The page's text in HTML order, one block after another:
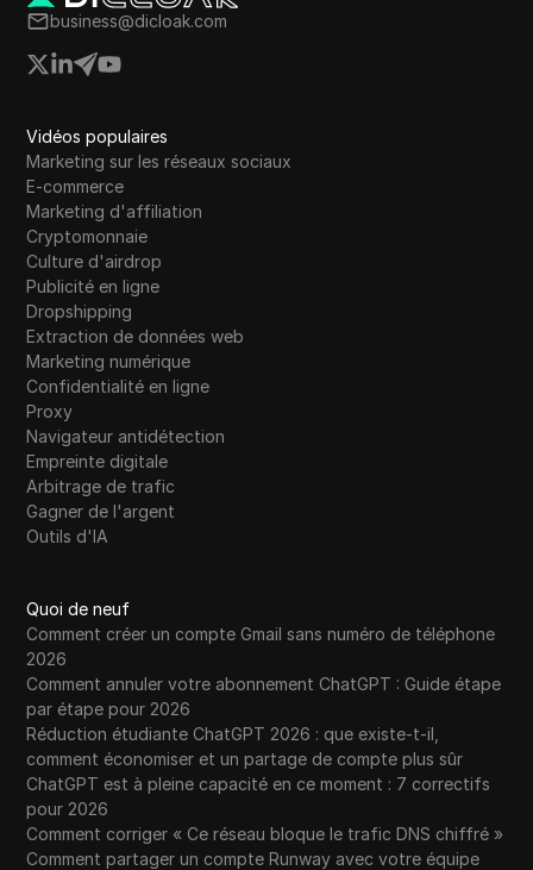
business@dicloak.com
Vidéos populaires
Marketing sur les réseaux sociaux
E-commerce
Marketing d'affiliation
Cryptomonnaie
Culture d'airdrop
Publicité en ligne
Dropshipping
Extraction de données web
Marketing numérique
Confidentialité en ligne
Proxy
Navigateur antidétection
Empreinte digitale
Arbitrage de trafic
Gagner de l'argent
Outils d'IA
Quoi de neuf
Comment créer un compte Gmail sans numéro de téléphone
2026
Comment annuler votre abonnement ChatGPT : Guide étape
par étape pour 2026
Réduction étudiante ChatGPT 2026 : que existe-t-il,
comment économiser et un partage de compte plus sûr
ChatGPT est à pleine capacité en ce moment : 7 correctifs
pour 2026
Comment corriger « Ce réseau bloque le trafic DNS chiffré »
Comment partager un compte Runway avec votre équipe